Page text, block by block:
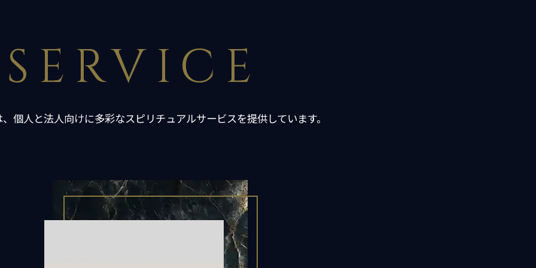
SERVICE
個人と法人向けに多彩なスピリチュアルサービスを提供しています。